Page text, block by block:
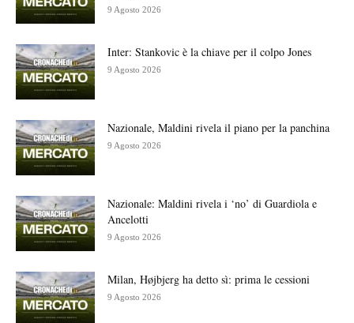
9 Agosto 2026
Inter: Stankovic è la chiave per il colpo Jones
9 Agosto 2026
Nazionale, Maldini rivela il piano per la panchina
9 Agosto 2026
Nazionale: Maldini rivela i ‘no’ di Guardiola e
Ancelotti
9 Agosto 2026
Milan, Højbjerg ha detto sì: prima le cessioni
9 Agosto 2026